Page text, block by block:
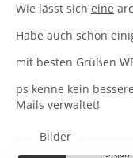
Wie lässt sich eine
Habe auch schon
mit besten Grüßen
ps kenne kein
Mails verwaltet!
Bilder